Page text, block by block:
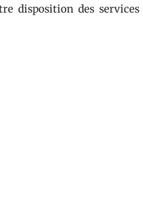
disposition des services